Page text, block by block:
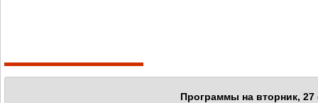
Программы на вторник, 27